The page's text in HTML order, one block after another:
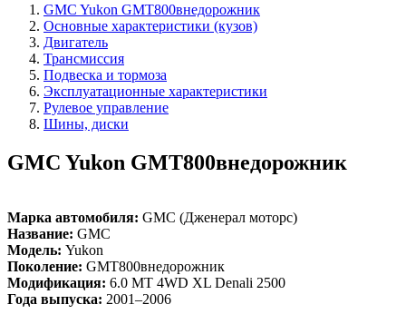
GMC Yukon GMT800внедорожник
Основные характеристики (кузов)
Двигатель
Трансмиссия
Подвеска и тормоза
Эксплуатационные характеристики
Рулевое управление
Шины, диски
GMC Yukon GMT800внедорожник
Марка автомобиля: GMC (Дженерал моторс)
Название: GMC
Модель: Yukon
Поколение: GMT800внедорожник
Модификация: 6.0 MT 4WD XL Denali 2500
Года выпуска: 2001–2006